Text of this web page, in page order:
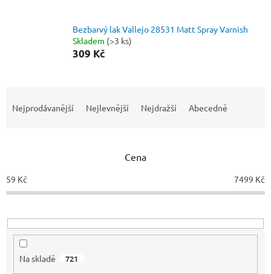
Bezbarvý lak Vallejo 28531 Matt Spray Varnish
Skladem (>3 ks)
309 Kč
r
o
u
Nejprodávanější Nejlevnější Nejdražší Abecedně
Cena
59 Kč 7499 Kč
Na skladě 721